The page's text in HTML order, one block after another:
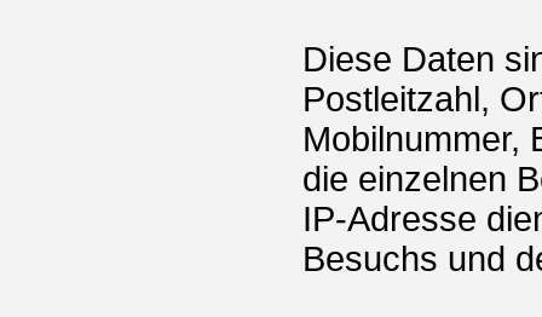
Diese Daten
Postleitzahl,
Mobilnummer,
die einzelnen
IP-Adresse
Besuchs und